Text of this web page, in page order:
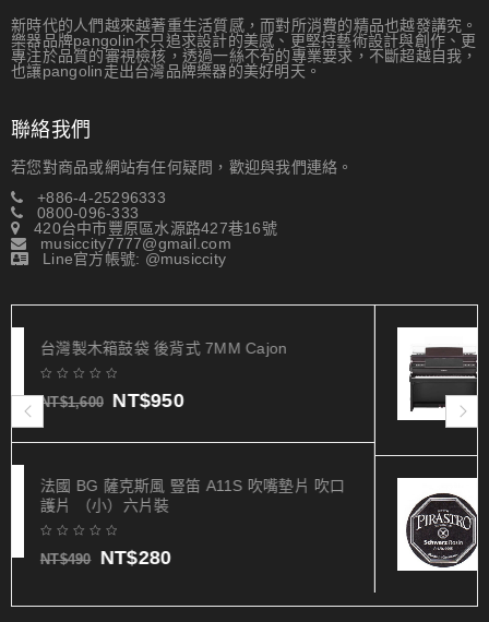
新時代的人們越來越著重生活質感，而對所消費的精品也越發講究。
樂器品牌pangolin不只追求設計的美感、更堅持藝術設計與創作、更
專注於品質的審視檢核，透過一絲不茍的專業要求，不斷超越自我，
也讓pangolin走出台灣品牌樂器的美好明天。
聯絡我們
若您對商品或網站有任何疑問，歡迎與我們連絡。
+886-4-25296333
0800-096-333
420台中市豐原區水源路427巷16號
musiccity7777@gmail.com
Line官方帳號: @musiccity
YAMAHA CLP-835 數位電鋼琴 88鍵 黑色/
德國製松香 PIRASTRO 9005 Eudoxa 松香